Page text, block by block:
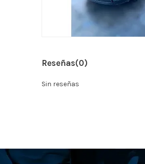
Reseñas(0)
Sin reseñas